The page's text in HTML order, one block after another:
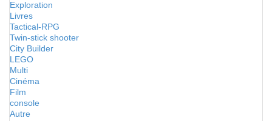
Exploration
Livres
Tactical-RPG
Twin-stick shooter
City Builder
LEGO
Multi
Cinéma
Film
console
Autre